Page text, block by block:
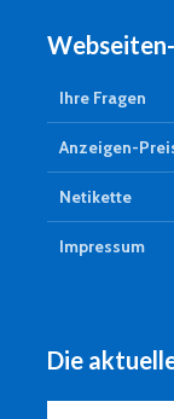
Ihre Fragen
Anzeigen-
Netikette
Impressum
Die